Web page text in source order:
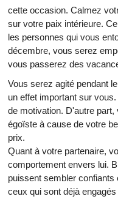
cette occasion. Calmez
sur votre paix intérieure.
les personnes qui vous
décembre, vous serez
vous passerez des
Vous serez agité pendant
un effet important sur
de motivation. D'autre
égoïste à cause de votre
prix.
Quant à votre partenaire,
comportement envers lui.
puissent sembler confiants
ceux qui sont déjà